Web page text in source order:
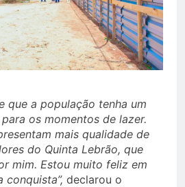
que a população tenha um
os momentos de lazer.
mais qualidade de
do Quinta Lebrão, que
mim. Estou muito feliz em
conquista”, declarou o